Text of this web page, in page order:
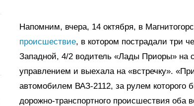
Напомним, вчера, 14 октября, в
происшествие, в котором пострадали три
Западной, 4/2 водитель «Лады Приоры» на
управлением и выехала на «встречку».
автомобилем ВАЗ-2112, за рулем которого
дорожно-транспортного происшествия оба